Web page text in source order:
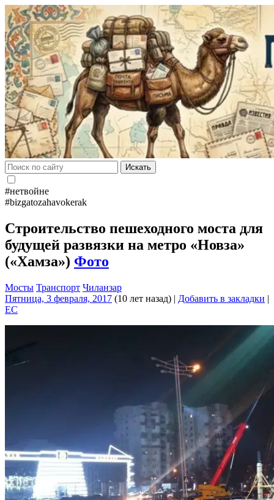
Искать
#нетвойне
#bizgatozahavokerak
Строительство пешеходного моста для
будущей развязки на метро «Новза»
(«Хамза») Фото
Мосты Транспорт Чиланзар
Пятница, 3 февраля, 2017 (10 лет назад) | Добавить в закладки |
EC